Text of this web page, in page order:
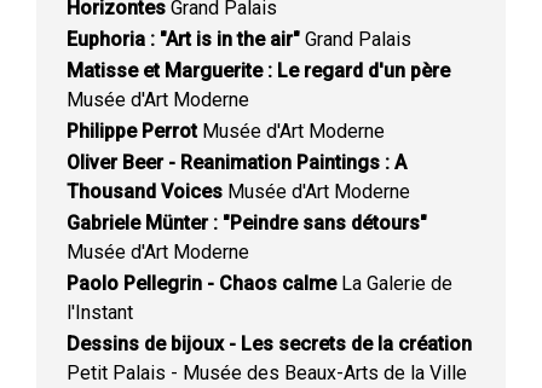
Horizontes Grand Palais
Euphoria : "Art is in the air" Grand Palais
Matisse et Marguerite : Le regard d'un père
Musée d'Art Moderne
Philippe PerrotMusée d'Art Moderne
Oliver Beer - Reanimation Paintings : A
Thousand Voices Musée d'Art Moderne
Gabriele Münter : "Peindre sans détours"
Musée d'Art Moderne
Paolo Pellegrin - Chaos calmeLa Galerie de
l'Instant
Dessins de bijoux - Les secrets de la création
Petit Palais - Musée des Beaux-Arts de la Ville